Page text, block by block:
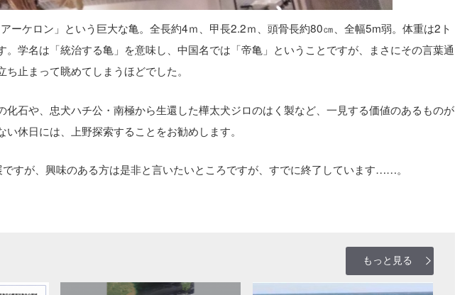
ーケロン」という巨大な亀。全長約4ｍ、甲長2.2ｍ、頭骨長約80㎝、全幅5m弱。体重は2ト
。学名は「統治する亀」を意味し、中国名では「帝亀」ということですが、まさにその言葉通
止まって眺めてしまうほどでした。
化石や、忠犬ハチ公・南極から生還した樺太犬ジロのはく製など、一見する価値のあるものが
休日には、上野探索することをお勧めします。
すが、興味のある方は是非と言いたいところですが、すでに終了しています……。
もっと見る